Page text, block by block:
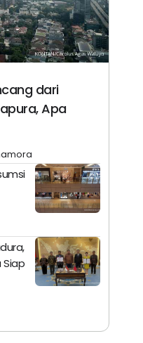
dari
Apa
Siap